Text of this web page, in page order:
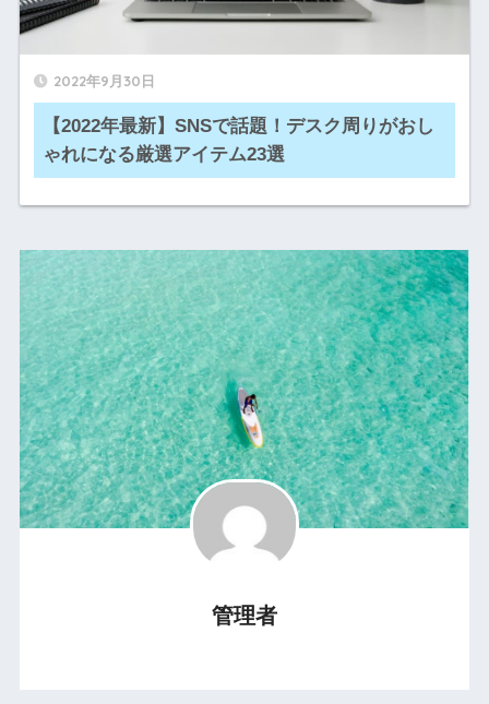
2022年9月30日
【2022年最新】SNSで話題！デスク周りがおし
ゃれになる厳選アイテム23選
管理者